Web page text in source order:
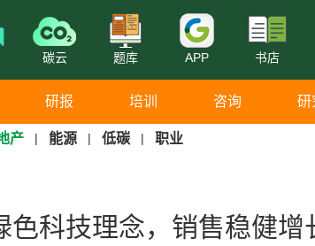
碳云 题库 APP 书店
研报 培训 咨询 研
产 | 能源 | 低碳 | 职业
色科技理念，销售稳健增